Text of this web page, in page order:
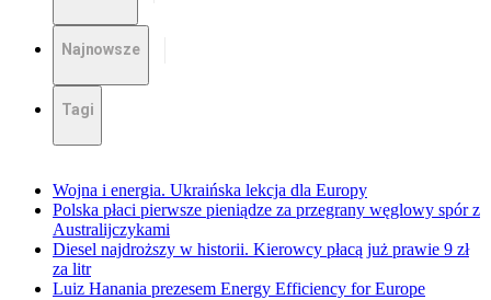
Najnowsze
Tagi
Wojna i energia. Ukraińska lekcja dla Europy
Polska płaci pierwsze pieniądze za przegrany węglowy spór z
Australijczykami
Diesel najdroższy w historii. Kierowcy płacą już prawie 9 zł
za litr
Luiz Hanania prezesem Energy Efficiency for Europe